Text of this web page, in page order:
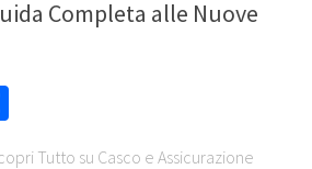
Completa alle Nuove
Tutto su Casco e Assicurazione